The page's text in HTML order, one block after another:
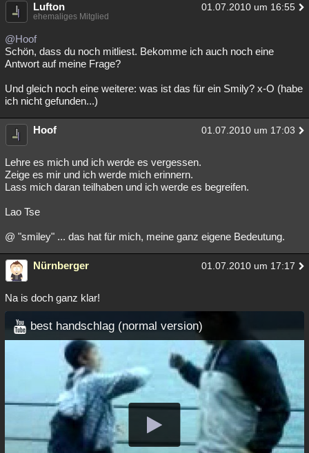
Lufton 01.07.2010 um 16:55
ehemaliges Mitglied
@Hoof
Schön, dass du noch mitliest. Bekomme ich auch noch eine
Antwort auf meine Frage?
Und gleich noch eine weitere: was ist das für ein Smily? x-O (habe
ich nicht gefunden...)
Hoof 01.07.2010 um 17:03
Lehre es mich und ich werde es vergessen.
Zeige es mir und ich werde mich erinnern.
Lass mich daran teilhaben und ich werde es begreifen.
Lao Tse
@ "smiley" ... das hat für mich, meine ganz eigene Bedeutung.
Nürnberger 01.07.2010 um 17:17
Na is doch ganz klar!
best handschlag (normal version)